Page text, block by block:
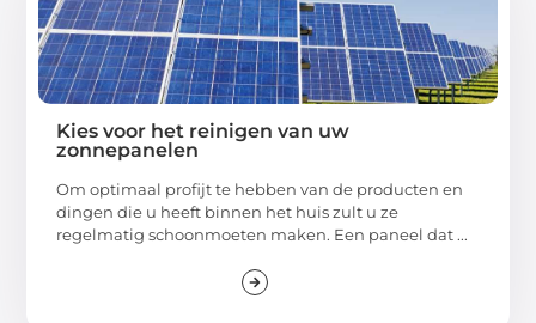
Kies voor het reinigen van uw
zonnepanelen
Om optimaal profijt te hebben van de producten en
dingen die u heeft binnen het huis zult u ze
regelmatig schoonmoeten maken. Een paneel dat ...